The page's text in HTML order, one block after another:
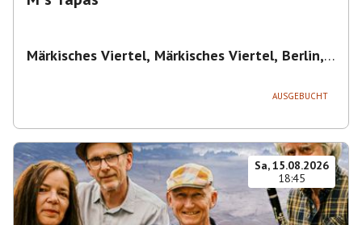
Märkisches Viertel, Märkisches Viertel, Berlin,
AUSGEBUCHT
Sa, 15.08.2026
18:45